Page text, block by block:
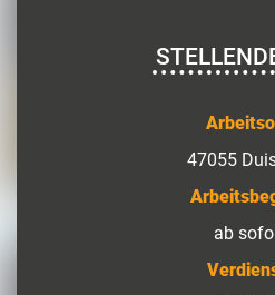
47055
ab